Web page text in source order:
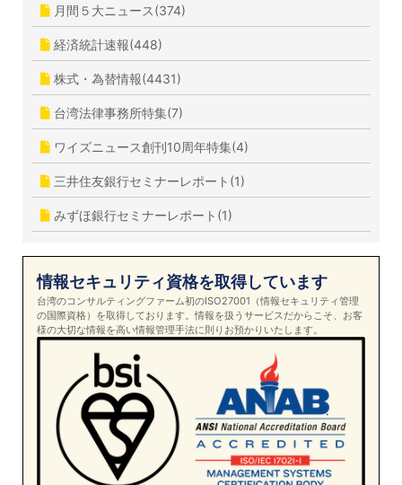
月間５大ニュース(374)
経済統計速報(448)
株式・為替情報(4431)
台湾法律事務所特集(7)
ワイズニュース創刊10周年特集(4)
三井住友銀行セミナーレポート(1)
みずほ銀行セミナーレポート(1)
情報セキュリティ資格を取得しています
台湾のコンサルティングファーム初のISO27001（情報セキュリティ管理
の国際資格）を取得しております。情報を扱うサービスだからこそ、お客
様の大切な情報を高い情報管理手法に則りお預かりいたします。